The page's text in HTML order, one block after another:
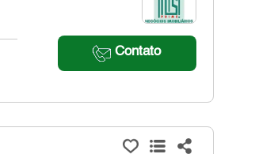
Contato